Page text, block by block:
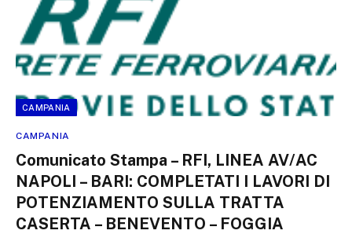
CAMPANIA
CAMPANIA
Comunicato Stampa – RFI, LINEA AV/AC
NAPOLI – BARI: COMPLETATI I LAVORI DI
POTENZIAMENTO SULLA TRATTA
CASERTA – BENEVENTO – FOGGIA